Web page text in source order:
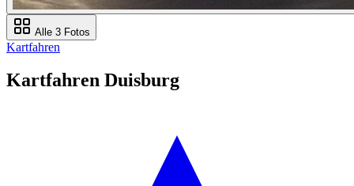
Alle 3 Fotos
Kartfahren
Kartfahren Duisburg